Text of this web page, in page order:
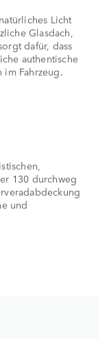
Licht
Glasdach,
dafür, dass
authentische
Fahrzeug.
130 durchweg
und